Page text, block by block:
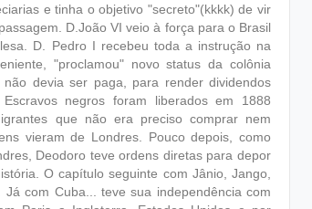
e tinha o objetivo "secreto"(kkkk) de vir
D.João VI veio à força para o Brasil
D. Pedro I recebeu toda a instrução na
"proclamou" novo status da colônia
devia ser paga, para render dividendos
negros foram liberados em 1888
que não era preciso comprar nem
vieram de Londres. Pouco depois, como
Deodoro teve ordens diretas para depor
O capítulo seguinte com Jânio, Jango,
com Cuba... teve sua independência com